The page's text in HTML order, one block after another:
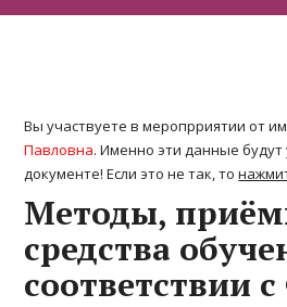
Вы участвуете в меропрриятии от
Павловна. Именно эти данные
документе! Если это не так, то
Методы,
средства
соответствии